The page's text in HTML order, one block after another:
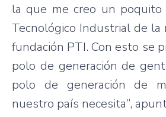
la que me creo un poquito
Tecnológico Industrial de la
fundación PTI. Con esto se
polo de generación de
polo de generación de
nuestro país necesita”,